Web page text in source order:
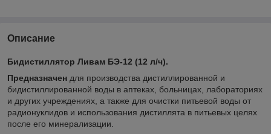
Описание
Бидистиллятор Ливам БЭ-12 (12 л/ч).
Предназначен для производства дистиллированной и
бидистиллированной воды в аптеках, больницах, лабораториях
и других учреждениях, а также для очистки питьевой воды от
радионуклидов и использования дистиллята в питьевых целях
после его минерализации.